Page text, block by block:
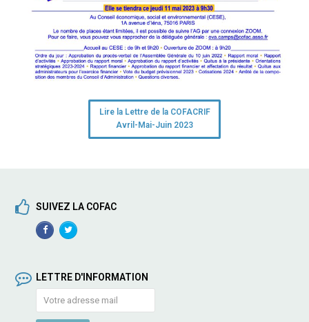
Lire la Lettre de la COFACRIF
Avril-Mai-Juin 2023
SUIVEZ LA COFAC
FacebookTwitterProfile
LETTRE D'INFORMATION